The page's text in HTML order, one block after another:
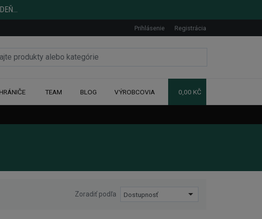
Prihlásenie Registrácia
TEAM BLOG VÝROBCOVIA 0,00 KČ
Zoradiť podľa Dostupnosť